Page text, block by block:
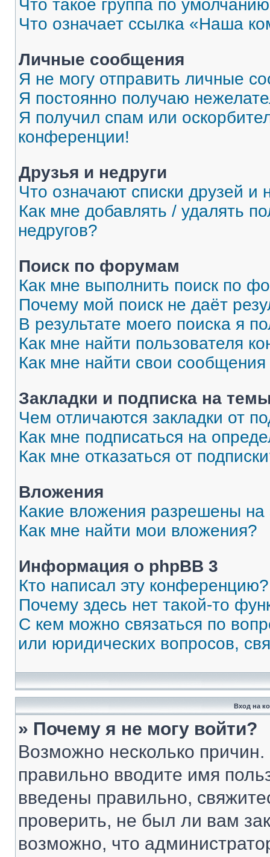
Что такое группа по
Что означает ссылка «Наша
Личные сообщения
Я не могу отправить личные
Я постоянно получаю
Я получил спам или
конференции!
Друзья и недруги
Что означают списки друзей и
Как мне добавлять / удалять
недругов?
Поиск по форумам
Как мне выполнить поиск по
Почему мой поиск не даёт
В результате моего поиска я
Как мне найти пользователя
Как мне найти свои
Закладки и подписка на
Чем отличаются закладки от
Как мне подписаться на
Как мне отказаться от
Вложения
Какие вложения разрешены
Как мне найти мои вложения?
Информация о phpBB 3
Кто написал эту конференцию?
Почему здесь нет такой-то
С кем можно связаться по
или юридических вопросов,
Вход на
» Почему я не могу войти?
Возможно несколько
правильно вводите имя
введены правильно,
проверить, не был ли вам
возможно, что